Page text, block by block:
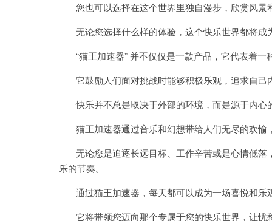
您也可以选择在这个世界里独自漫步，欣赏风景
无论您选择什么样的体验，这个快乐世界都将成
“猫王加速器” 并不仅仅是一款产品，它代表着一
它鼓励人们面对挑战时能够积极乐观，追求自己
快乐并不总是取决于外部的环境，而是源于内心
猫王加速器通过音乐和幻想带给人们无尽的欢愉
无论您是追逐长远目标、工作辛苦或是心情低落
乐的节奏。
通过猫王加速器，每天都可以成为一场喜悦和乐
它将带领您迈向那个专属于您的快乐世界，让忧